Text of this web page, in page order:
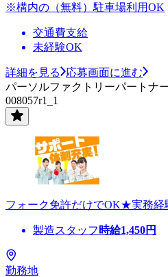
※構内の（無料）駐車場利用OK
交通費支給
未経験OK
詳細を見る
応募画面に進む
パーソルファクトリーパートナ
008057r1_1
フォーク免許だけでOK★実務経
製造スタッフ 時給1,450円
勤務地